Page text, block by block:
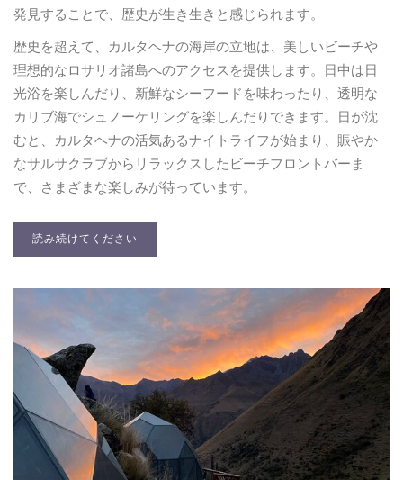
発見することで、歴史が生き生きと感じられます。
歴史を超えて、カルタヘナの海岸の立地は、美しいビーチや
理想的なロサリオ諸島へのアクセスを提供します。日中は日
光浴を楽しんだり、新鮮なシーフードを味わったり、透明な
カリブ海でシュノーケリングを楽しんだりできます。日が沈
むと、カルタヘナの活気あるナイトライフが始まり、賑やか
なサルサクラブからリラックスしたビーチフロントバーま
で、さまざまな楽しみが待っています。
読み続けてください